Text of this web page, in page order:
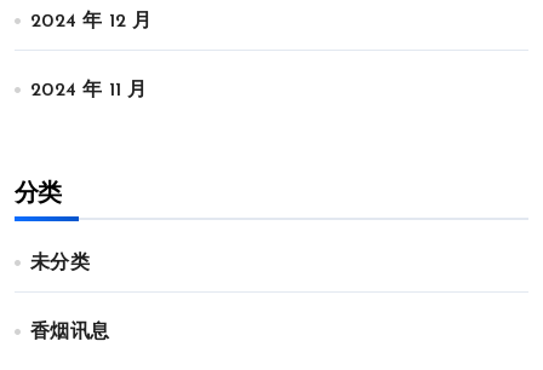
2024 年 12 月
2024 年 11 月
分类
未分类
香烟讯息